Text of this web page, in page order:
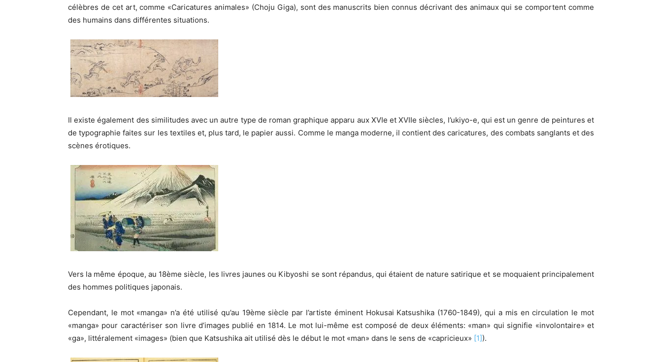
célèbres de cet art, comme «Caricatures animales» (Choju Giga), sont des manuscrits bien connus décrivant des animaux qui se comportent comme
des humains dans différentes situations.
Il existe également des similitudes avec un autre type de roman graphique apparu aux XVIe et XVIIe siècles, l’ukiyo-e, qui est un genre de peintures et
de typographie faites sur les textiles et, plus tard, le papier aussi. Comme le manga moderne, il contient des caricatures, des combats sanglants et des
scènes érotiques.
Vers la même époque, au 18ème siècle, les livres jaunes ou Kibyoshi se sont répandus, qui étaient de nature satirique et se moquaient principalement
des hommes politiques japonais.
Cependant, le mot «manga» n’a été utilisé qu’au 19ème siècle par l’artiste éminent Hokusai Katsushika (1760-1849), qui a mis en circulation le mot
«manga» pour caractériser son livre d’images publié en 1814. Le mot lui-même est composé de deux éléments: «man» qui signifie «involontaire» et
«ga», littéralement «images» (bien que Katsushika ait utilisé dès le début le mot «man» dans le sens de «capricieux» [1]).